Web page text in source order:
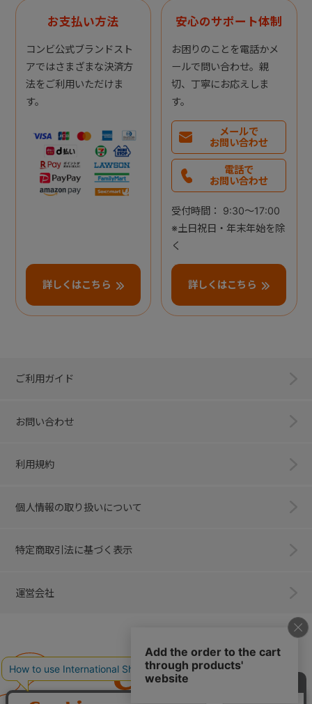
お支払い方法
コンビ公式ブランドスト
アではさまざまな決済方
法をご利用いただけま
す。
詳しくはこちら
安心のサポート体制
お困りのことを電話かメ
ールで問い合わせ。親
切、丁寧にお応えしま
す。
メールで
お問い合わせ
電話で
お問い合わせ
受付時間： 9:30～17:00
※土日祝日・年末年始を除
く
詳しくはこちら
ご利用ガイド
お問い合わせ
利用規約
個人情報の取り扱いについて
特定商取引法に基づく表示
運営会社